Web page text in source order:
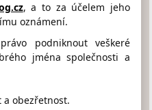
na Google maps
, a to za účelem jeho
oznámení.
podniknout veškeré
jména společnosti a
a obezřetnost.